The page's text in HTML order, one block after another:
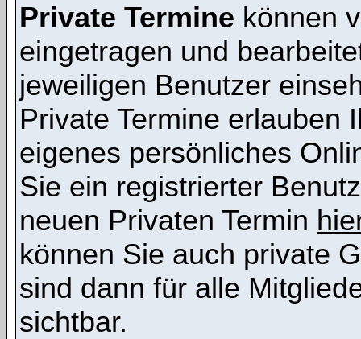
Private Termine können
eingetragen und
jeweiligen Benutzer
Private Termine erlauben
eigenes persönliches
Sie ein registrierter
neuen Privaten Termin
können Sie auch private
sind dann für alle
sichtbar.